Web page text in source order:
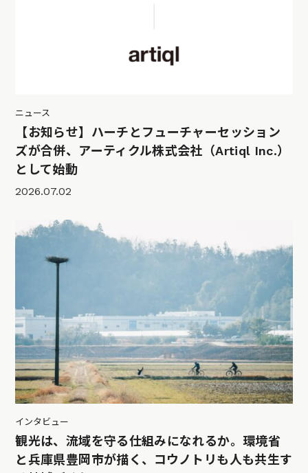
ニュース
【お知らせ】ハーチとフューチャーセッション
ズが合併、アーティクル株式会社（Artiql Inc.）
として始動
2026.07.02
インタビュー
観光は、流域を守る仕組みになれるか。環境省
と兵庫県豊岡市が描く、コウノトリも人も共生す